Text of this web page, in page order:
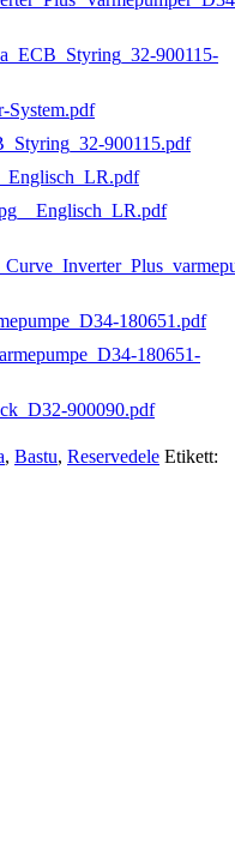
900115-
System.pdf
900115.pdf
180651.pdf
180651-
900090.pdf
, Bastu, Reservedele Etikett: